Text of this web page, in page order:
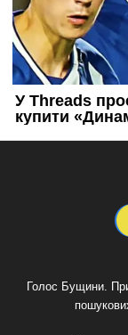
Голос Бущини. При